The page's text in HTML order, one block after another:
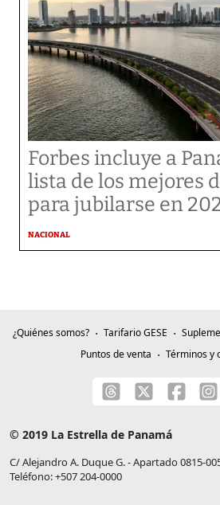
Forbes incluye a
lista de los mejores
para jubilarse en
NACIONAL
¿Quiénes somos? Tarifario GESE
Puntos de venta
Términos y
© 2019 La Estrella de Panamá
C/ Alejandro A. Duque G. - Apartado 0815-
Teléfono: +507 204-0000